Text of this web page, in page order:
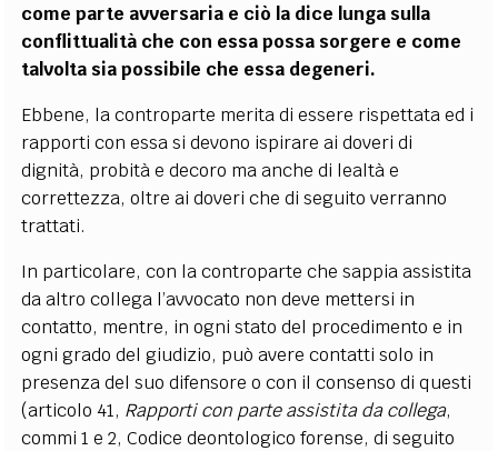
come parte avversaria e ciò la dice lunga sulla
conflittualità che con essa possa sorgere e come
talvolta sia possibile che essa degeneri.
Ebbene, la controparte merita di essere rispettata ed i
rapporti con essa si devono ispirare ai doveri di
dignità, probità e decoro ma anche di lealtà e
correttezza, oltre ai doveri che di seguito verranno
trattati.
In particolare, con la controparte che sappia assistita
da altro collega l’avvocato non deve mettersi in
contatto, mentre, in ogni stato del procedimento e in
ogni grado del giudizio, può avere contatti solo in
presenza del suo difensore o con il consenso di questi
(articolo 41, Rapporti con parte assistita da collega,
commi 1 e 2, Codice deontologico forense, di seguito